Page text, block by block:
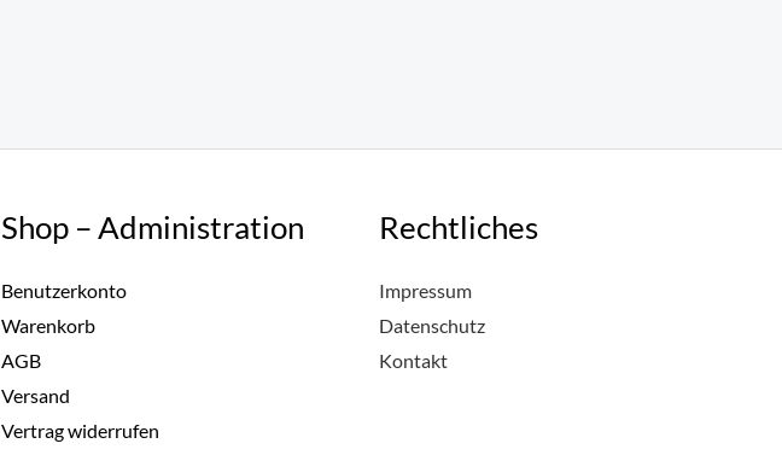
Shop – Administration
Benutzerkonto
Warenkorb
AGB
Versand
Vertrag widerrufen
Rechtliches
Impressum
Datenschutz
Kontakt